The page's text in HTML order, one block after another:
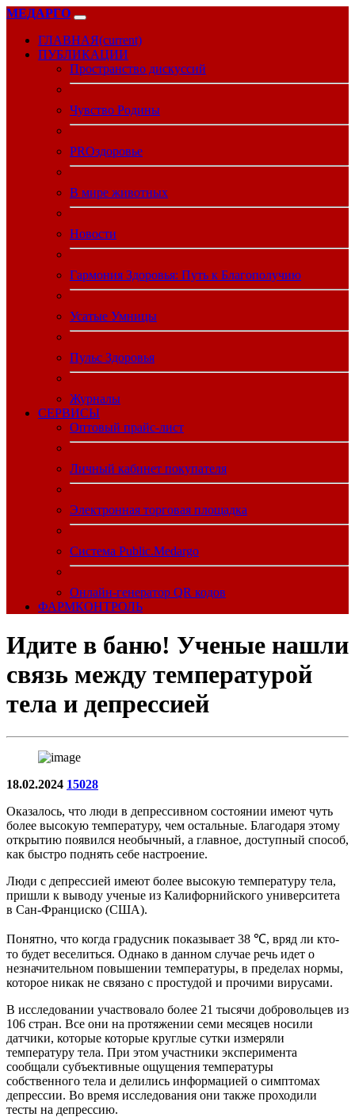
МЕДАРГО
ГЛАВНАЯ(current)
ПУБЛИКАЦИИ
Пространство дискуссий
Чувство Родины
PROздоровье
В мире животных
Новости
Гармония Здоровья: Путь к Благополучию
Усатые Умницы
Пульс Здоровья
Журналы
CЕРВИСЫ
Оптовый прайс-лист
Личный кабинет покупателя
Электронная торговая площадка
Система Public.Medargo
Онлайн-генератор QR кодов
ФАРМКОНТРОЛЬ
Идите в баню! Ученые нашли
связь между температурой
тела и депрессией
18.02.2024 15028
Оказалось, что люди в депрессивном состоянии имеют чуть
более высокую температуру, чем остальные. Благодаря этому
открытию появился необычный, а главное, доступный способ,
как быстро поднять себе настроение.
Люди с депрессией имеют более высокую температуру тела,
пришли к выводу ученые из Калифорнийского университета
в Сан-Франциско (США).
Понятно, что когда градусник показывает 38 ℃, вряд ли кто-
то будет веселиться. Однако в данном случае речь идет о
незначительном повышении температуры, в пределах нормы,
которое никак не связано с простудой и прочими вирусами.
В исследовании участвовало более 21 тысячи добровольцев из
106 стран. Все они на протяжении семи месяцев носили
датчики, которые которые круглые сутки измеряли
температуру тела. При этом участники эксперимента
сообщали субъективные ощущения температуры
собственного тела и делились информацией о симптомах
депрессии. Во время исследования они также проходили
тесты на депрессию.